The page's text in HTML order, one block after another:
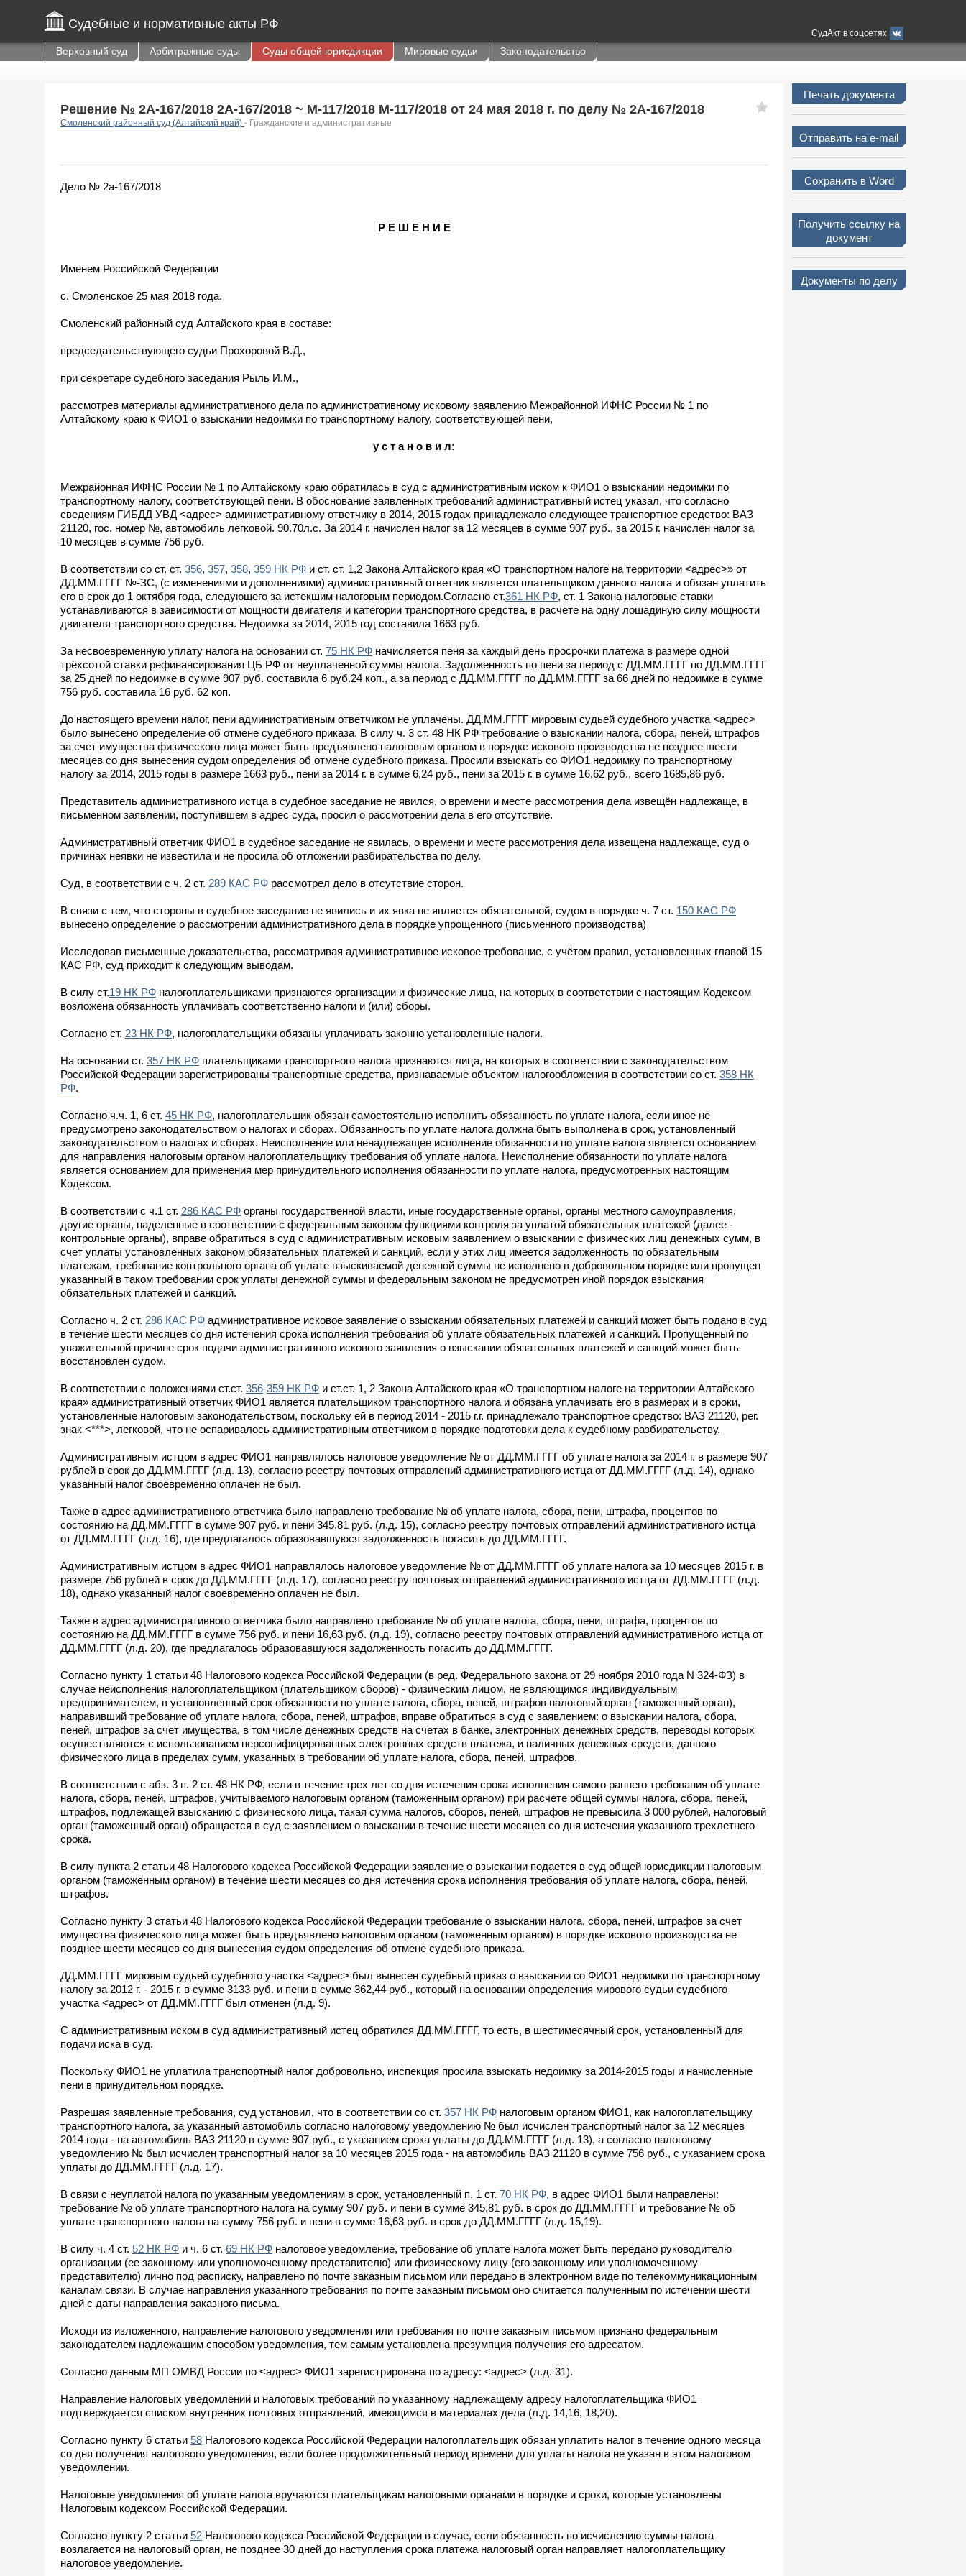
Судебные и нормативные акты РФ
СудАкт в соцсетях
Верховный суд Арбитражные суды Суды общей юрисдикции Мировые судьи Законодательство
Решение № 2А-167/2018 2А-167/2018 ~ М-117/2018 М-117/2018 от 24 мая 2018 г. по делу № 2А-167/2018
Смоленский районный суд (Алтайский край) - Гражданские и административные
Дело № 2а-167/2018
Р Е Ш Е Н И Е
Именем Российской Федерации
с. Смоленское 25 мая 2018 года.
Смоленский районный суд Алтайского края в составе:
председательствующего судьи Прохоровой В.Д.,
при секретаре судебного заседания Рыль И.М.,
рассмотрев материалы административного дела по административному исковому заявлению Межрайонной ИФНС России № 1 по
Алтайскому краю к ФИО1 о взыскании недоимки по транспортному налогу, соответствующей пени,
у с т а н о в и л:
Межрайонная ИФНС России № 1 по Алтайскому краю обратилась в суд с административным иском к ФИО1 о взыскании недоимки по
транспортному налогу, соответствующей пени. В обоснование заявленных требований административный истец указал, что согласно
сведениям ГИБДД УВД <адрес> административному ответчику в 2014, 2015 годах принадлежало следующее транспортное средство: ВАЗ
21120, гос. номер №, автомобиль легковой. 90.70л.с. За 2014 г. начислен налог за 12 месяцев в сумме 907 руб., за 2015 г. начислен налог за
10 месяцев в сумме 756 руб.
В соответствии со ст. ст. 356, 357, 358, 359 НК РФ и ст. ст. 1,2 Закона Алтайского края «О транспортном налоге на территории <адрес>» от
ДД.ММ.ГГГГ №-ЗС, (с изменениями и дополнениями) административный ответчик является плательщиком данного налога и обязан уплатить
его в срок до 1 октября года, следующего за истекшим налоговым периодом.Согласно ст.361 НК РФ, ст. 1 Закона налоговые ставки
устанавливаются в зависимости от мощности двигателя и категории транспортного средства, в расчете на одну лошадиную силу мощности
двигателя транспортного средства. Недоимка за 2014, 2015 год составила 1663 руб.
За несвоевременную уплату налога на основании ст. 75 НК РФ начисляется пеня за каждый день просрочки платежа в размере одной
трёхсотой ставки рефинансирования ЦБ РФ от неуплаченной суммы налога. Задолженность по пени за период с ДД.ММ.ГГГГ по ДД.ММ.ГГГГ
за 25 дней по недоимке в сумме 907 руб. составила 6 руб.24 коп., а за период с ДД.ММ.ГГГГ по ДД.ММ.ГГГГ за 66 дней по недоимке в сумме
756 руб. составила 16 руб. 62 коп.
До настоящего времени налог, пени административным ответчиком не уплачены. ДД.ММ.ГГГГ мировым судьей судебного участка <адрес>
было вынесено определение об отмене судебного приказа. В силу ч. 3 ст. 48 НК РФ требование о взыскании налога, сбора, пеней, штрафов
за счет имущества физического лица может быть предъявлено налоговым органом в порядке искового производства не позднее шести
месяцев со дня вынесения судом определения об отмене судебного приказа. Просили взыскать со ФИО1 недоимку по транспортному
налогу за 2014, 2015 годы в размере 1663 руб., пени за 2014 г. в сумме 6,24 руб., пени за 2015 г. в сумме 16,62 руб., всего 1685,86 руб.
Представитель административного истца в судебное заседание не явился, о времени и месте рассмотрения дела извещён надлежаще, в
письменном заявлении, поступившем в адрес суда, просил о рассмотрении дела в его отсутствие.
Административный ответчик ФИО1 в судебное заседание не явилась, о времени и месте рассмотрения дела извещена надлежаще, суд о
причинах неявки не известила и не просила об отложении разбирательства по делу.
Суд, в соответствии с ч. 2 ст. 289 КАС РФ рассмотрел дело в отсутствие сторон.
В связи с тем, что стороны в судебное заседание не явились и их явка не является обязательной, судом в порядке ч. 7 ст. 150 КАС РФ
вынесено определение о рассмотрении административного дела в порядке упрощенного (письменного производства)
Исследовав письменные доказательства, рассматривая административное исковое требование, с учётом правил, установленных главой 15
КАС РФ, суд приходит к следующим выводам.
В силу ст.19 НК РФ налогоплательщиками признаются организации и физические лица, на которых в соответствии с настоящим Кодексом
возложена обязанность уплачивать соответственно налоги и (или) сборы.
Согласно ст. 23 НК РФ, налогоплательщики обязаны уплачивать законно установленные налоги.
На основании ст. 357 НК РФ плательщиками транспортного налога признаются лица, на которых в соответствии с законодательством
Российской Федерации зарегистрированы транспортные средства, признаваемые объектом налогообложения в соответствии со ст. 358 НК
РФ.
Согласно ч.ч. 1, 6 ст. 45 НК РФ, налогоплательщик обязан самостоятельно исполнить обязанность по уплате налога, если иное не
предусмотрено законодательством о налогах и сборах. Обязанность по уплате налога должна быть выполнена в срок, установленный
законодательством о налогах и сборах. Неисполнение или ненадлежащее исполнение обязанности по уплате налога является основанием
для направления налоговым органом налогоплательщику требования об уплате налога. Неисполнение обязанности по уплате налога
является основанием для применения мер принудительного исполнения обязанности по уплате налога, предусмотренных настоящим
Кодексом.
В соответствии с ч.1 ст. 286 КАС РФ органы государственной власти, иные государственные органы, органы местного самоуправления,
другие органы, наделенные в соответствии с федеральным законом функциями контроля за уплатой обязательных платежей (далее -
контрольные органы), вправе обратиться в суд с административным исковым заявлением о взыскании с физических лиц денежных сумм, в
счет уплаты установленных законом обязательных платежей и санкций, если у этих лиц имеется задолженность по обязательным
платежам, требование контрольного органа об уплате взыскиваемой денежной суммы не исполнено в добровольном порядке или пропущен
указанный в таком требовании срок уплаты денежной суммы и федеральным законом не предусмотрен иной порядок взыскания
обязательных платежей и санкций.
Согласно ч. 2 ст. 286 КАС РФ административное исковое заявление о взыскании обязательных платежей и санкций может быть подано в суд
в течение шести месяцев со дня истечения срока исполнения требования об уплате обязательных платежей и санкций. Пропущенный по
уважительной причине срок подачи административного искового заявления о взыскании обязательных платежей и санкций может быть
восстановлен судом.
В соответствии с положениями ст.ст. 356-359 НК РФ и ст.ст. 1, 2 Закона Алтайского края «О транспортном налоге на территории Алтайского
края» административный ответчик ФИО1 является плательщиком транспортного налога и обязана уплачивать его в размерах и в сроки,
установленные налоговым законодательством, поскольку ей в период 2014 - 2015 г.г. принадлежало транспортное средство: ВАЗ 21120, рег.
знак <***>, легковой, что не оспаривалось административным ответчиком в порядке подготовки дела к судебному разбирательству.
Административным истцом в адрес ФИО1 направлялось налоговое уведомление № от ДД.ММ.ГГГГ об уплате налога за 2014 г. в размере 907
рублей в срок до ДД.ММ.ГГГГ (л.д. 13), согласно реестру почтовых отправлений административного истца от ДД.ММ.ГГГГ (л.д. 14), однако
указанный налог своевременно оплачен не был.
Также в адрес административного ответчика было направлено требование № об уплате налога, сбора, пени, штрафа, процентов по
состоянию на ДД.ММ.ГГГГ в сумме 907 руб. и пени 345,81 руб. (л.д. 15), согласно реестру почтовых отправлений административного истца
от ДД.ММ.ГГГГ (л.д. 16), где предлагалось образовавшуюся задолженность погасить до ДД.ММ.ГГГГ.
Административным истцом в адрес ФИО1 направлялось налоговое уведомление № от ДД.ММ.ГГГГ об уплате налога за 10 месяцев 2015 г. в
размере 756 рублей в срок до ДД.ММ.ГГГГ (л.д. 17), согласно реестру почтовых отправлений административного истца от ДД.ММ.ГГГГ (л.д.
18), однако указанный налог своевременно оплачен не был.
Также в адрес административного ответчика было направлено требование № об уплате налога, сбора, пени, штрафа, процентов по
состоянию на ДД.ММ.ГГГГ в сумме 756 руб. и пени 16,63 руб. (л.д. 19), согласно реестру почтовых отправлений административного истца от
ДД.ММ.ГГГГ (л.д. 20), где предлагалось образовавшуюся задолженность погасить до ДД.ММ.ГГГГ.
Согласно пункту 1 статьи 48 Налогового кодекса Российской Федерации (в ред. Федерального закона от 29 ноября 2010 года N 324-ФЗ) в
случае неисполнения налогоплательщиком (плательщиком сборов) - физическим лицом, не являющимся индивидуальным
предпринимателем, в установленный срок обязанности по уплате налога, сбора, пеней, штрафов налоговый орган (таможенный орган),
направивший требование об уплате налога, сбора, пеней, штрафов, вправе обратиться в суд с заявлением: о взыскании налога, сбора,
пеней, штрафов за счет имущества, в том числе денежных средств на счетах в банке, электронных денежных средств, переводы которых
осуществляются с использованием персонифицированных электронных средств платежа, и наличных денежных средств, данного
физического лица в пределах сумм, указанных в требовании об уплате налога, сбора, пеней, штрафов.
В соответствии с абз. 3 п. 2 ст. 48 НК РФ, если в течение трех лет со дня истечения срока исполнения самого раннего требования об уплате
налога, сбора, пеней, штрафов, учитываемого налоговым органом (таможенным органом) при расчете общей суммы налога, сбора, пеней,
штрафов, подлежащей взысканию с физического лица, такая сумма налогов, сборов, пеней, штрафов не превысила 3 000 рублей, налоговый
орган (таможенный орган) обращается в суд с заявлением о взыскании в течение шести месяцев со дня истечения указанного трехлетнего
срока.
В силу пункта 2 статьи 48 Налогового кодекса Российской Федерации заявление о взыскании подается в суд общей юрисдикции налоговым
органом (таможенным органом) в течение шести месяцев со дня истечения срока исполнения требования об уплате налога, сбора, пеней,
штрафов.
Согласно пункту 3 статьи 48 Налогового кодекса Российской Федерации требование о взыскании налога, сбора, пеней, штрафов за счет
имущества физического лица может быть предъявлено налоговым органом (таможенным органом) в порядке искового производства не
позднее шести месяцев со дня вынесения судом определения об отмене судебного приказа.
ДД.ММ.ГГГГ мировым судьей судебного участка <адрес> был вынесен судебный приказ о взыскании со ФИО1 недоимки по транспортному
налогу за 2012 г. - 2015 г. в сумме 3133 руб. и пени в сумме 362,44 руб., который на основании определения мирового судьи судебного
участка <адрес> от ДД.ММ.ГГГГ был отменен (л.д. 9).
С административным иском в суд административный истец обратился ДД.ММ.ГГГГ, то есть, в шестимесячный срок, установленный для
подачи иска в суд.
Поскольку ФИО1 не уплатила транспортный налог добровольно, инспекция просила взыскать недоимку за 2014-2015 годы и начисленные
пени в принудительном порядке.
Разрешая заявленные требования, суд установил, что в соответствии со ст. 357 НК РФ налоговым органом ФИО1, как налогоплательщику
транспортного налога, за указанный автомобиль согласно налоговому уведомлению № был исчислен транспортный налог за 12 месяцев
2014 года - на автомобиль ВАЗ 21120 в сумме 907 руб., с указанием срока уплаты до ДД.ММ.ГГГГ (л.д. 13), а согласно налоговому
уведомлению № был исчислен транспортный налог за 10 месяцев 2015 года - на автомобиль ВАЗ 21120 в сумме 756 руб., с указанием срока
уплаты до ДД.ММ.ГГГГ (л.д. 17).
В связи с неуплатой налога по указанным уведомлениям в срок, установленный п. 1 ст. 70 НК РФ, в адрес ФИО1 были направлены:
требование № об уплате транспортного налога на сумму 907 руб. и пени в сумме 345,81 руб. в срок до ДД.ММ.ГГГГ и требование № об
уплате транспортного налога на сумму 756 руб. и пени в сумме 16,63 руб. в срок до ДД.ММ.ГГГГ (л.д. 15,19).
В силу ч. 4 ст. 52 НК РФ и ч. 6 ст. 69 НК РФ налоговое уведомление, требование об уплате налога может быть передано руководителю
организации (ее законному или уполномоченному представителю) или физическому лицу (его законному или уполномоченному
представителю) лично под расписку, направлено по почте заказным письмом или передано в электронном виде по телекоммуникационным
каналам связи. В случае направления указанного требования по почте заказным письмом оно считается полученным по истечении шести
дней с даты направления заказного письма.
Исходя из изложенного, направление налогового уведомления или требования по почте заказным письмом признано федеральным
законодателем надлежащим способом уведомления, тем самым установлена презумпция получения его адресатом.
Согласно данным МП ОМВД России по <адрес> ФИО1 зарегистрирована по адресу: <адрес> (л.д. 31).
Направление налоговых уведомлений и налоговых требований по указанному надлежащему адресу налогоплательщика ФИО1
подтверждается списком внутренних почтовых отправлений, имеющимся в материалах дела (л.д. 14,16, 18,20).
Согласно пункту 6 статьи 58 Налогового кодекса Российской Федерации налогоплательщик обязан уплатить налог в течение одного месяца
со дня получения налогового уведомления, если более продолжительный период времени для уплаты налога не указан в этом налоговом
уведомлении.
Налоговые уведомления об уплате налога вручаются плательщикам налоговыми органами в порядке и сроки, которые установлены
Налоговым кодексом Российской Федерации.
Согласно пункту 2 статьи 52 Налогового кодекса Российской Федерации в случае, если обязанность по исчислению суммы налога
возлагается на налоговый орган, не позднее 30 дней до наступления срока платежа налоговый орган направляет налогоплательщику
налоговое уведомление.
Печать документа
Отправить на e-mail
Сохранить в Word
Получить ссылку на
документ
Документы по делу